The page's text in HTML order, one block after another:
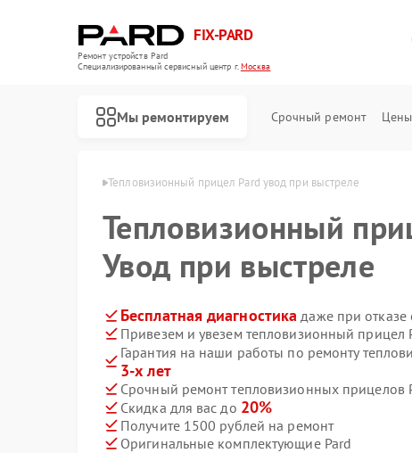
FIX-PARD
Ремонт устройств Pard
Специализированный cервисный центр г.Москва
Мы ремонтируем Срочный ремонт Цены
Pard в Москве Тепловизионный прицел Pard увод при выстреле
Тепловизионный
Увод при выстреле
Бесплатная диагностика даже при отказе
Привезем и увезем тепловизионный прицел
Гарантия на наши работы по ремонту
3-х лет
Срочный ремонт тепловизионных прицелов
Скидка для вас до 20%
Получите 1500 рублей на ремонт
Оригинальные комплектующие Pard